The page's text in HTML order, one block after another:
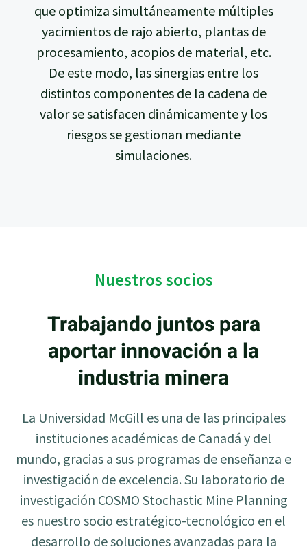
que optimiza simultáneamente múltiples
yacimientos de rajo abierto, plantas de
procesamiento, acopios de material, etc.
De este modo, las sinergias entre los
distintos componentes de la cadena de
valor se satisfacen dinámicamente y los
riesgos se gestionan mediante
simulaciones.
Nuestros socios
Trabajando juntos para
aportar innovación a la
industria minera
La Universidad McGill es una de las principales
instituciones académicas de Canadá y del
mundo, gracias a sus programas de enseñanza e
investigación de excelencia. Su laboratorio de
investigación COSMO Stochastic Mine Planning
es nuestro socio estratégico-tecnológico en el
desarrollo de soluciones avanzadas para la